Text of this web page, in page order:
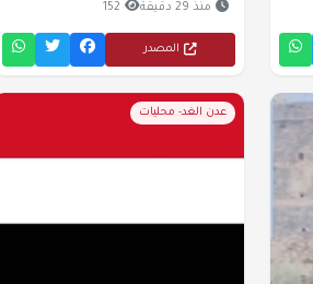
منذ 29 دقيقة 152
المصدر
عدن الغد- محليات